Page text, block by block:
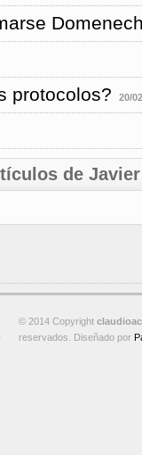
protocolos? 20/
de
© 2014 Copyright
reservados. Diseñado por